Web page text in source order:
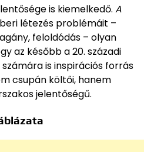
is kiemelkedő. A
létezés problémáit –
feloldódás – olyan
az később a 20. századi
is inspirációs forrás
csupán költői, hanem
jelentőségű.